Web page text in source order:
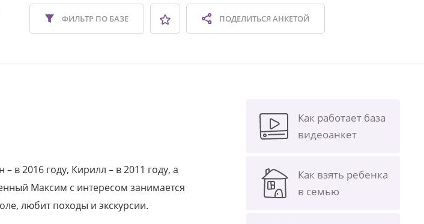
ПОДЕЛИТЬСЯАНКЕТОЙ
ФИЛЬТР ПО БАЗЕ
в 2016 году, Кирилл – в 2011 году, а
Максим с интересом занимается
любит походы и экскурсии.
Как работает база
видеоанкет
Как взять ребенка
в семью